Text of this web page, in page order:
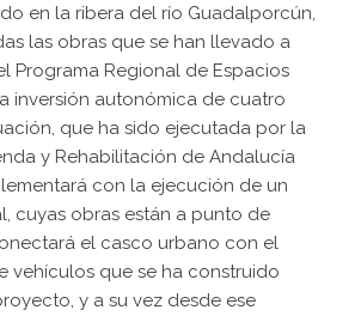
en la ribera del río Guadalporcún,
las obras que se han llevado a
Programa Regional de Espacios
inversión autonómica de cuatro
que ha sido ejecutada por la
y Rehabilitación de Andalucía
con la ejecución de un
cuyas obras están a punto de
el casco urbano con el
vehículos que se ha construido
y a su vez desde ese